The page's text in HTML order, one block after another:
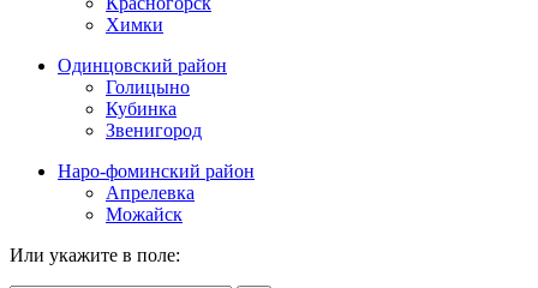
Химки
Одинцовский район
Голицыно
Кубинка
Звенигород
Наро-фоминский район
Апрелевка
Можайск
Или укажите в поле: